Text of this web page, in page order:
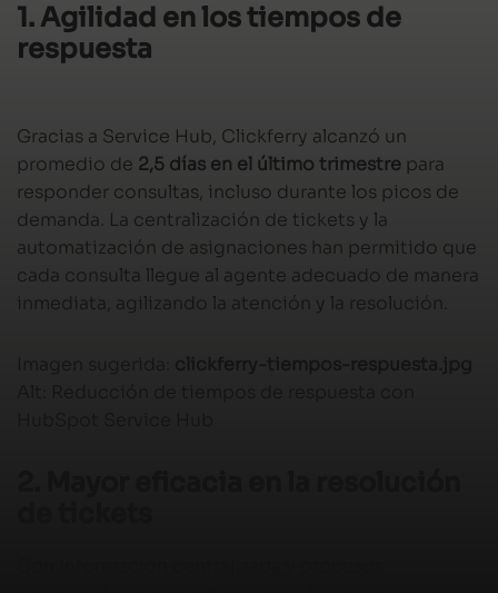
1. Agilidad en los tiempos de
respuesta
Gracias a Service Hub, Clickferry alcanzó un
promedio de 2,5 días en el último trimestre para
responder consultas, incluso durante los picos de
demanda. La centralización de tickets y la
automatización de asignaciones han permitido que
cada consulta llegue al agente adecuado de manera
inmediata, agilizando la atención y la resolución.